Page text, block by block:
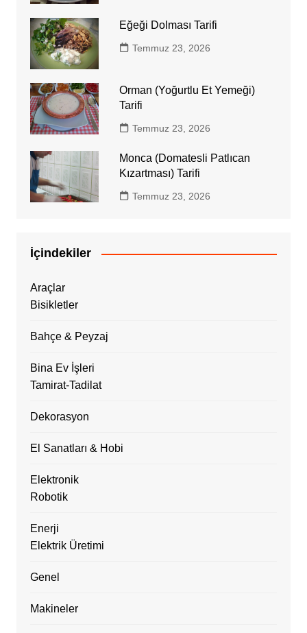
Eğeği Dolması Tarifi
Temmuz 23, 2026
Orman (Yoğurtlu Et Yemeği)
Tarifi
Temmuz 23, 2026
Monca (Domatesli Patlıcan
Kızartması) Tarifi
Temmuz 23, 2026
İçindekiler
Araçlar
Bisikletler
Bahçe & Peyzaj
Bina Ev İşleri
Tamirat-Tadilat
Dekorasyon
El Sanatları & Hobi
Elektronik
Robotik
Enerji
Elektrik Üretimi
Genel
Makineler